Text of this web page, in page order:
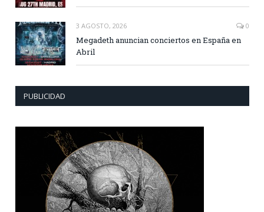
3 AGOSTO, 2026 0
Megadeth anuncian conciertos en España en
Abril
PUBLICIDAD